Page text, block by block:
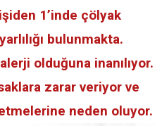
1’inde çölyak
bulunmakta.
olduğuna inanılıyor.
zarar veriyor ve
neden oluyor.